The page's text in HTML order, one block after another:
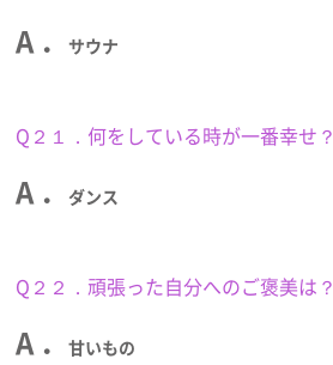
A ．サウナ
Q２１．何をしている時が一番幸せ？
A ． ダンス
Q２２．頑張った自分へのご褒美は？
A ．甘いもの